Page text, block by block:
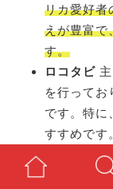
リカ愛好者
えが豊富で
す。
ロコタビ主
を行ってお
です。特に
すすめです
貿易ネット
に特化して